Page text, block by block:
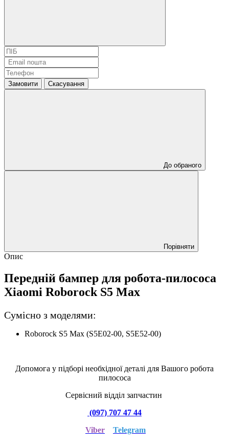
Замовити Скасування
До обраного
Порівняти
Опис
Передній бампер для робота-пилососа
Xiaomi Roborock S5 Max
Сумісно з моделями:
Roborock S5 Max (S5E02-00, S5E52-00)
Допомога у підборі необхідної деталі для Вашого робота
пилососа
Сервісний відділ запчастин
(097) 707 47 44
Viber
Telegram